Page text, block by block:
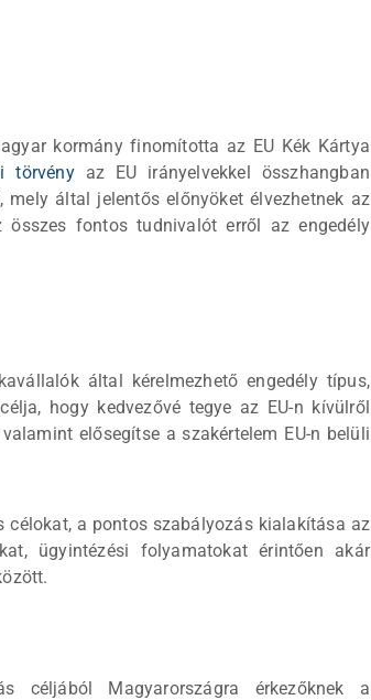
kormány finomította az EU Kék Kártya
törvényaz EU irányelvekkel összhangban
által jelentős előnyöket élvezhetnek az
összes fontos tudnivalót erről az engedély
által kérelmezhető engedély típus,
hogy kedvezővé tegye az EU-n kívülről
elősegítse a szakértelem EU-n belüli
célokat, a pontos szabályozás kialakítása az
ügyintézési folyamatokat érintően akár
céljából Magyarországra érkezőknek a